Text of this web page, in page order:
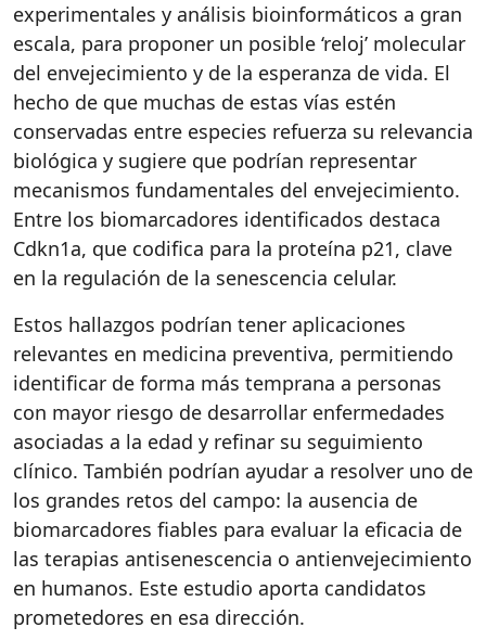
experimentales y análisis bioinformáticos a gran
escala, para proponer un posible ‘reloj’ molecular
del envejecimiento y de la esperanza de vida. El
hecho de que muchas de estas vías estén
conservadas entre especies refuerza su relevancia
biológica y sugiere que podrían representar
mecanismos fundamentales del envejecimiento.
Entre los biomarcadores identificados destaca
Cdkn1a, que codifica para la proteína p21, clave
en la regulación de la senescencia celular.
Estos hallazgos podrían tener aplicaciones
relevantes en medicina preventiva, permitiendo
identificar de forma más temprana a personas
con mayor riesgo de desarrollar enfermedades
asociadas a la edad y refinar su seguimiento
clínico. También podrían ayudar a resolver uno de
los grandes retos del campo: la ausencia de
biomarcadores fiables para evaluar la eficacia de
las terapias antisenescencia o antienvejecimiento
en humanos. Este estudio aporta candidatos
prometedores en esa dirección.